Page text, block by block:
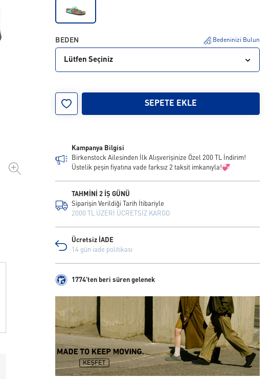
BEDEN Bedeninizi Bulun
Lütfen Seçiniz
SEPETE EKLE
Kampanya Bilgisi
Birkenstock Ailesinden İlk Alışverişinize Özel 200 TL İndirim!
Üstelik peşin fiyatına vade farksız 2 taksit imkanıyla!💞
TAHMİNİ 2 İŞ GÜNÜ
Siparişin Verildiği Tarih İtibariyle
2000 TL ÜZERİ ÜCRETSİZ KARGO
Ücretsiz İADE
14 gün iade politikası
1774'ten beri süren gelenek